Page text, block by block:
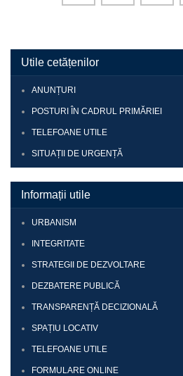
Utile cetățenilor
ANUNȚURI
POSTURI ÎN CADRUL PRIMĂRIEI
TELEFOANE UTILE
SITUAȚII DE URGENȚĂ
Informații utile
URBANISM
INTEGRITATE
STRATEGII DE DEZVOLTARE
DEZBATERE PUBLICĂ
TRANSPARENȚĂ DECIZIONALĂ
SPAȚIU LOCATIV
TELEFOANE UTILE
FORMULARE ONLINE